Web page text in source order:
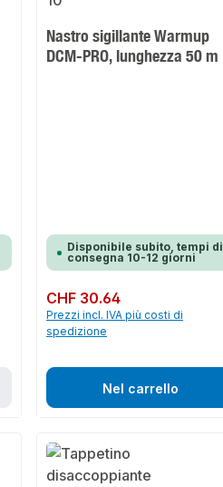
Nastro sigillante Warmup
DCM-PRO, lunghezza 50 m
Disponibile subito, tempi di
consegna 10-12 giorni
Prezzo normale:
CHF 30.64
Prezzi incl. IVA più costi di
spedizione
Nel carrello